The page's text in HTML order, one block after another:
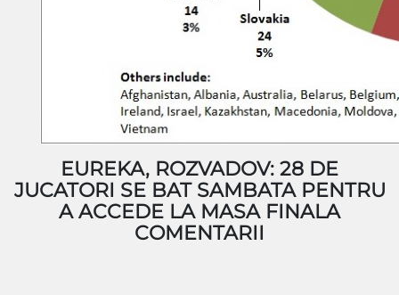
EUREKA, ROZVADOV: 28 DE
JUCATORI SE BAT SAMBATA PENTRU
A ACCEDE LA MASA FINALA
COMENTARII